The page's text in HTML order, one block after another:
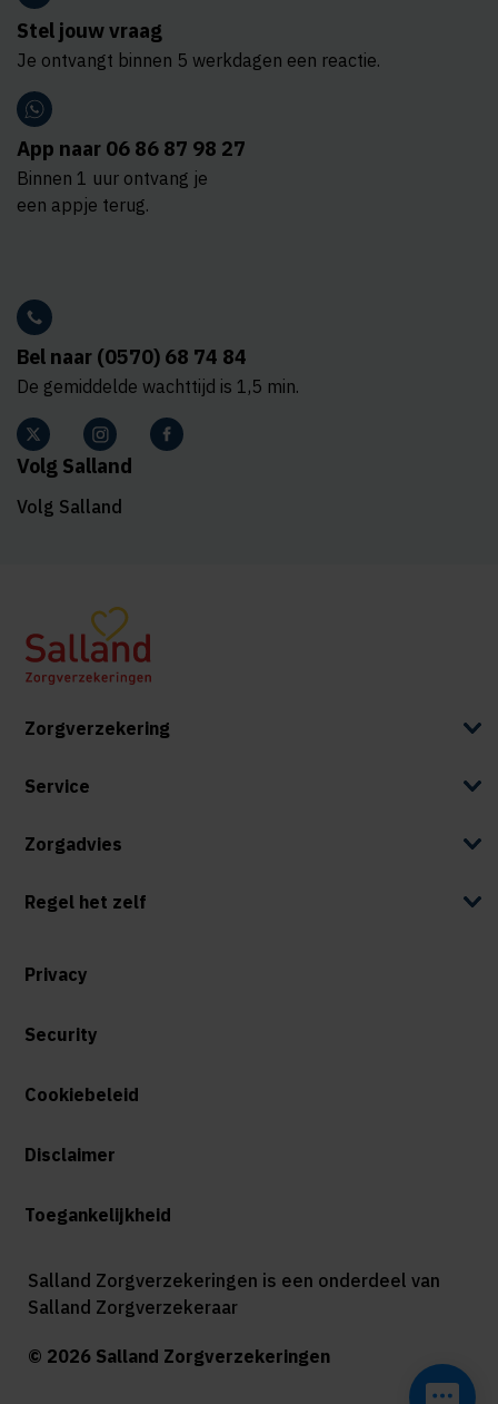
Stel jouw vraag
Je ontvangt binnen 5 werkdagen een reactie.
App naar 06 86 87 98 27
Binnen 1 uur ontvang je
een appje terug.
Bel naar (0570) 68 74 84
De gemiddelde wachttijd is 1,5 min.
Volg Salland
Volg Salland
Zorgverzekering
Service
Zorgadvies
Regel het zelf
Privacy
Security
Cookiebeleid
Disclaimer
Toegankelijkheid
Salland Zorgverzekeringen is een onderdeel van
Salland Zorgverzekeraar
© 2026 Salland Zorgverzekeringen